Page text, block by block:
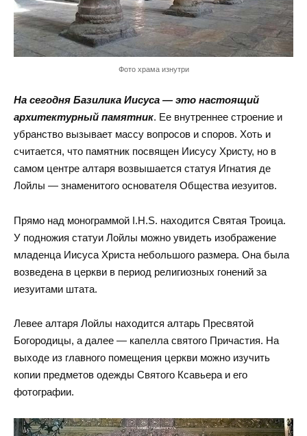
Фото храма изнутри
На сегодня Базилика Иисуса — это настоящий
архитектурный памятник. Ее внутреннее строение и
убранство вызывает массу вопросов и споров. Хоть и
считается, что памятник посвящен Иисусу Христу, но в
самом центре алтаря возвышается статуя Игнатия де
Лойлы — знаменитого основателя Общества иезуитов.
Прямо над монограммой I.H.S. находится Святая Троица.
У подножия статуи Лойлы можно увидеть изображение
младенца Иисуса Христа небольшого размера. Она была
возведена в церкви в период религиозных гонений за
иезуитами штата.
Левее алтаря Лойлы находится алтарь Пресвятой
Богородицы, а далее — капелла святого Причастия. На
выходе из главного помещения церкви можно изучить
копии предметов одежды Святого Ксавьера и его
фотографии.